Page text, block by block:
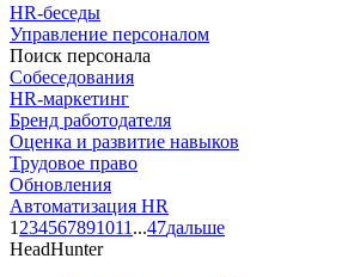
HR-беседы
Управление персоналом
Поиск персонала
Собеседования
HR-маркетинг
Бренд работодателя
Оценка и развитие навыков
Трудовое право
Обновления
Автоматизация HR
1 234567891011 ...47дальше
HeadHunter